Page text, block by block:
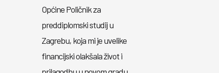
Općine Poličnik za
preddiplomski studij u
Zagrebu, koja mi je uvelike
financijski olakšala život i